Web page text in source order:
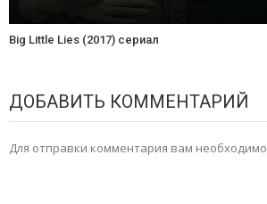
Big Little Lies (2017) сериал
ДОБАВИТЬ КОММЕНТАРИЙ
Для отправки комментария вам необходимо